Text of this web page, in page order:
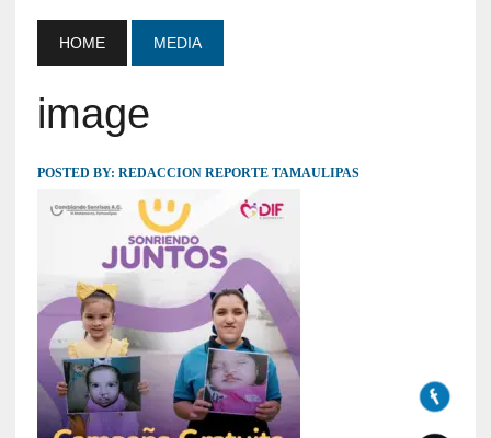
HOME MEDIA
image
POSTED BY: REDACCION REPORTE TAMAULIPAS